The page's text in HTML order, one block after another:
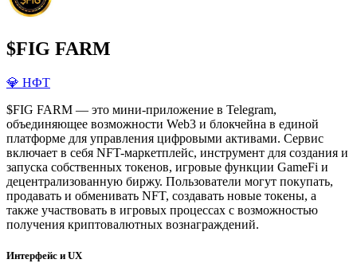
$FIG FARM
💎 НФТ
$FIG FARM — это мини-приложение в Telegram,
объединяющее возможности Web3 и блокчейна в единой
платформе для управления цифровыми активами. Сервис
включает в себя NFT-маркетплейс, инструмент для создания и
запуска собственных токенов, игровые функции GameFi и
децентрализованную биржу. Пользователи могут покупать,
продавать и обменивать NFT, создавать новые токены, а
также участвовать в игровых процессах с возможностью
получения криптовалютных вознаграждений.
Интерфейс и UX